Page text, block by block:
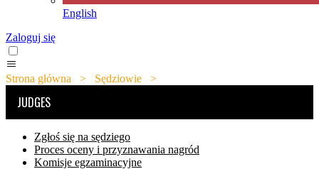
English
Zaloguj się
Strona główna > Sędziowie >
JUDGES
Zgłoś się na sędziego
Proces oceny i przyznawania nagród
Komisje egzaminacyjne